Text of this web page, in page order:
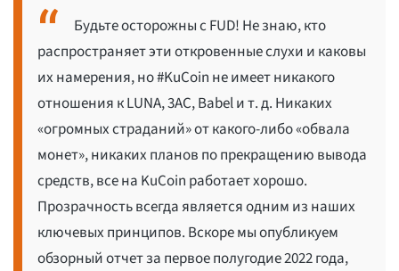
Будьте осторожны с FUD! Не знаю, кто
распространяет эти откровенные слухи и каковы
их намерения, но #KuCoin не имеет никакого
отношения к LUNA, 3AC, Babel и т. д. Никаких
«огромных страданий» от какого-либо «обвала
монет», никаких планов по прекращению вывода
средств, все на KuCoin работает хорошо.
Прозрачность всегда является одним из наших
ключевых принципов. Вскоре мы опубликуем
обзорный отчет за первое полугодие 2022 года,